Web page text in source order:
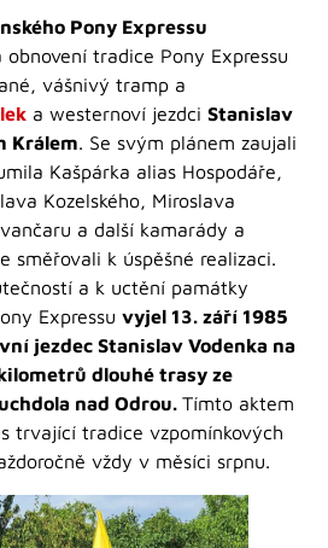
Pony Expressu
tradice Pony Expressu
vášnivý tramp a
a westernoví jezdci Stanislav
Králem. Se svým plánem zaujali
Kašpárka alias Hospodáře,
Kozelského, Miroslava
a další kamarády a
směřovali k úspěšné realizaci.
a k uctění památky
Expressu vyjel 13. září 1985
jezdec Stanislav Vodenka na
dlouhé trasy ze
nad Odrou. Tímto aktem
trvající tradice vzpomínkových
vždy v měsíci srpnu.